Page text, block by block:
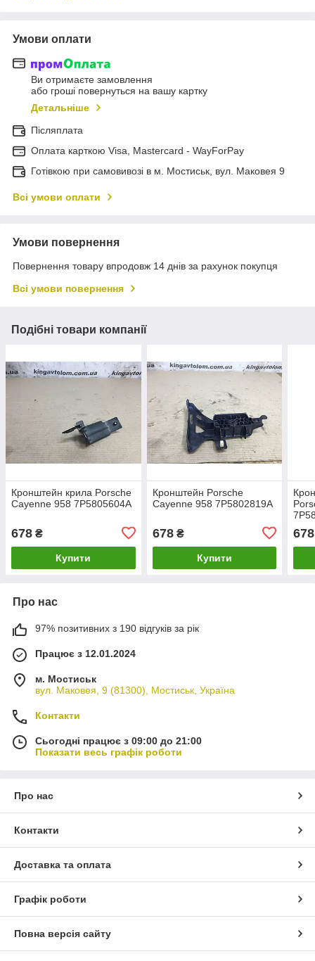
Умови оплати
Ви отримаєте замовлення
або гроші повернуться на вашу картку
Детальніше
Післяплата
Оплата карткою Visa, Mastercard - WayForPay
Готівкою при самовивозі в м. Мостиськ, вул. Маковея 9
Всі умови оплати
Умови повернення
Повернення товару впродовж 14 днів за рахунок покупця
Всі умови повернення
Подібні товари компанії
Кронштейн крила Porsche
Cayenne 958 7P5805604A
678 ₴
Купити
Кронштейн Porsche
Cayenne 958 7P5802819A
678₴
Купити
678
Про нас
97% позитивних з 190 відгуків за рік
Працює з 12.01.2024
м. Мостиськ
вул. Маковея, 9 (81300), Мостиськ, Україна
Контакти
Сьогодні працює з 09:00 до 21:00
Показати весь графік роботи
Про нас
Контакти
Доставка та оплата
Графік роботи
Повна версія сайту